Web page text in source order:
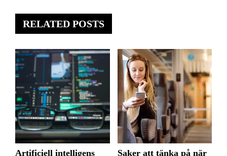
RELATED POSTS
Artificiell intelligens
Saker att tänka på när